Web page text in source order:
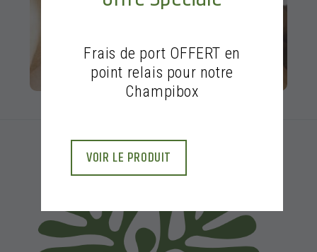
Frais de port OFFERT en
point relais pour notre
Champibox
VOIR LE PRODUIT